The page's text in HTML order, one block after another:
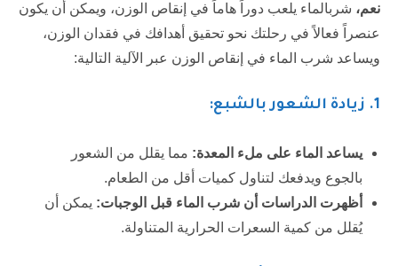
نعم، شربالماء يلعب دوراً هاماً في إنقاص الوزن، ويمكن أن يكون
عنصراً فعالاً في رحلتك نحو تحقيق أهدافك في فقدان الوزن،
ويساعد شرب الماء في إنقاص الوزن عبر الآلية التالية:
1. زيادة الشعور بالشبع:
يساعد الماء على ملء المعدة: مما يقلل من الشعور
بالجوع ويدفعك لتناول كميات أقل من الطعام.
أظهرت الدراسات أن شرب الماء قبل الوجبات: يمكن أن
يُقلل من كمية السعرات الحرارية المتناولة.